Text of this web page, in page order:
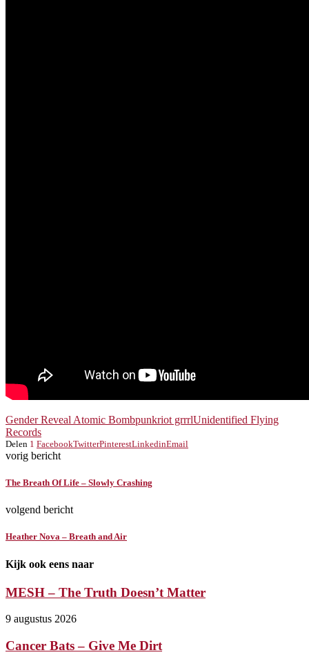
Gender Reveal Atomic Bombpunkriot grrrlUnidentified Flying
Records
Delen 1 FacebookTwitterPinterestLinkedinEmail
vorig bericht
The Breath Of Life – Slowly Crashing
volgend bericht
Heather Nova – Breath and Air
Kijk ook eens naar
MESH – The Truth Doesn’t Matter
9 augustus 2026
Cancer Bats – Give Me Dirt